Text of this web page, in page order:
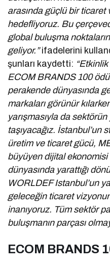
arasında güçlü bir ticaret
hedefliyoruz. Bu
global buluşma
geliyor.”ifadelerini
şunları kaydetti:
ECOM BRANDS 100
perakende dünyasında
markaları görünür
yarışmasıyla da
taşıyacağız. İstanbul’un
üretim ve ticaret gücü,
büyüyen dijital ekonomisi
dünyasında yarattığı
WORLDEF Istanbul’un
geleceğin ticaret
inanıyoruz. Tüm sektör
buluşmanın parçası
ECOM BRANDS